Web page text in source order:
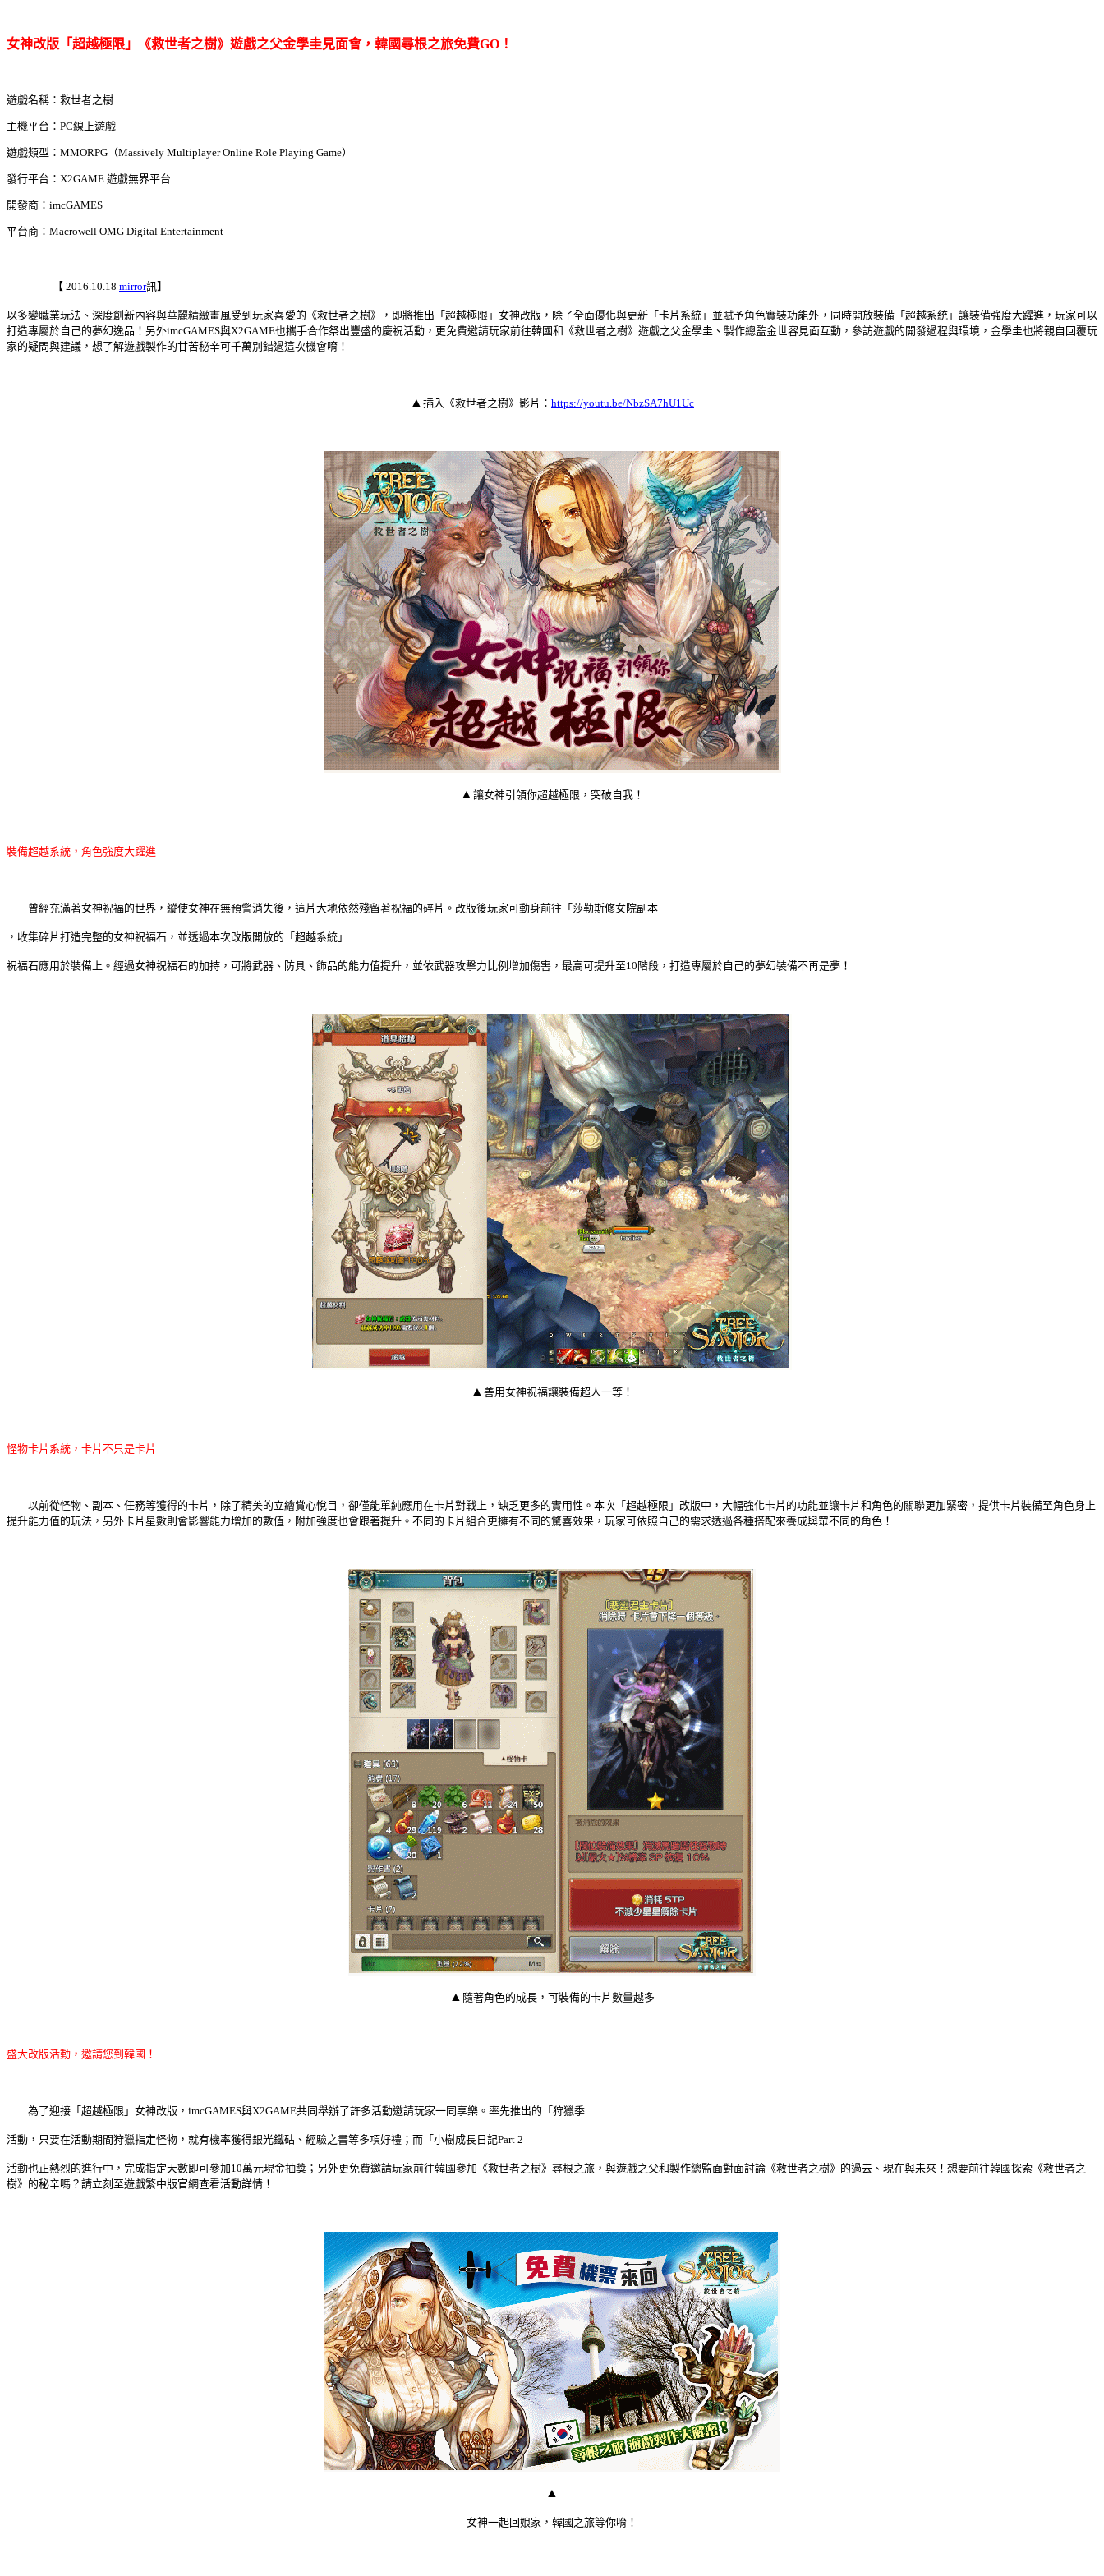
女神改版「超越極限」《救世者之樹》遊戲之父金學圭見面會，韓國尋根之旅免費GO ！
遊戲名稱：救世者之樹
主機平台： PC線上遊戲
遊戲類型： MMORPG （Massively Multiplayer Online Role Playing Game）
發行平台： X2GAME 遊戲無界平台
開發商： imcGAMES
平台商： Macrowell OMG Digital Entertainment
【 2016.10.18 mirror訊】
以多變職業玩法、深度創新內容與華麗精緻畫風受到玩家喜愛的《救世者之樹》，即將推出「超越極限」女神改版，除了全面優化與更新「卡片系統」並賦予角色實裝功能外，同時開放裝備「超越系統」讓裝備強度大躍進，玩家可以
打造專屬於自己的夢幻逸品！另外imcGAMES與X2GAME也攜手合作祭出豐盛的慶祝活動，更免費邀請玩家前往韓國和《救世者之樹》遊戲之父金學圭、製作總監金世容見面互動，參訪遊戲的開發過程與環境，金學圭也將親自回覆玩
家的疑問與建議，想了解遊戲製作的甘苦秘辛可千萬別錯過這次機會唷！
▲ 插入《救世者之樹》影片： https://youtu.be/NbzSA7hU1Uc
▲ 讓女神引領你超越極限，突破自我！
裝備超越系統，角色強度大躍進
曾經充滿著女神祝福的世界，縱使女神在無預警消失後，這片大地依然殘留著祝福的碎片。改版後玩家可動身前往「莎勒斯修女院副本
，收集碎片打造完整的女神祝福石，並透過本次改版開放的「超越系統」
祝福石應用於裝備上。經過女神祝福石的加持，可將武器、防具、飾品的能力值提升，並依武器攻擊力比例增加傷害，最高可提升至10階段，打造專屬於自己的夢幻裝備不再是夢！
▲ 善用女神祝福讓裝備超人一等！
怪物卡片系統，卡片不只是卡片
以前從怪物、副本、任務等獲得的卡片，除了精美的立繪賞心悅目，卻僅能單純應用在卡片對戰上，缺乏更多的實用性。本次「超越極限」改版中，大幅強化卡片的功能並讓卡片和角色的關聯更加緊密，提供卡片裝備至角色身上
提升能力值的玩法，另外卡片星數則會影響能力增加的數值，附加強度也會跟著提升。不同的卡片組合更擁有不同的驚喜效果，玩家可依照自己的需求透過各種搭配來養成與眾不同的角色！
▲ 隨著角色的成長，可裝備的卡片數量越多
盛大改版活動，邀請您到韓國！
為了迎接「超越極限」女神改版， imcGAMES與X2GAME共同舉辦了許多活動邀請玩家一同享樂。率先推出的「狩獵季
活動，只要在活動期間狩獵指定怪物，就有機率獲得銀光鐵砧、經驗之書等多項好禮；而「小樹成長日記Part 2
活動也正熱烈的進行中，完成指定天數即可參加10萬元現金抽獎；另外更免費邀請玩家前往韓國參加《救世者之樹》尋根之旅，與遊戲之父和製作總監面對面討論《救世者之樹》的過去、現在與未來！想要前往韓國探索《救世者之
樹》的秘辛嗎？請立刻至遊戲繁中版官網查看活動詳情！
▲
女神一起回娘家，韓國之旅等你唷！